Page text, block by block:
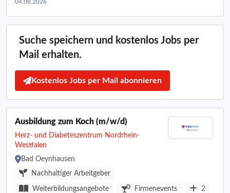
04.08.2026
Suche speichern und kostenlos Jobs per
Mail erhalten.
Kostenlos Jobs per Mail abonnieren
Ausbildung zum Koch (m/w/d)
Herz- und Diabeteszentrum Nordrhein-
Westfalen
Bad Oeynhausen
Nachhaltiger Arbeitgeber
Weiterbildungsangebote Firmenevents 2